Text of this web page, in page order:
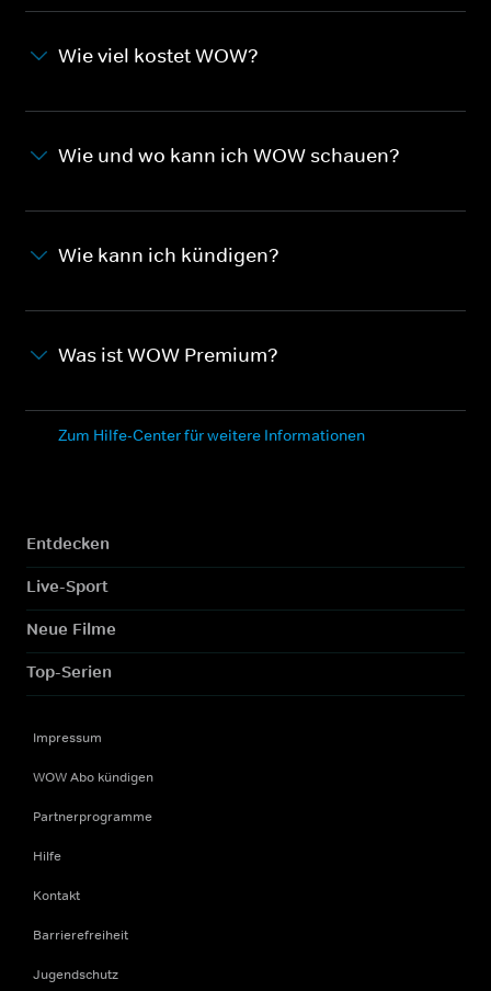
Wie viel kostet WOW?
Wie und wo kann ich WOW schauen?
Wie kann ich kündigen?
Was ist WOW Premium?
Zum Hilfe-Center für weitere Informationen
Entdecken
Live-Sport
Neue Filme
Top-Serien
Impressum
WOW Abo kündigen
Partnerprogramme
Hilfe
Kontakt
Barrierefreiheit
Jugendschutz